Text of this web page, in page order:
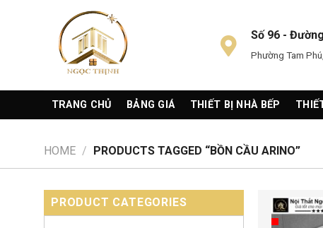
Số 96 -
Phường Tam
TRANG CHỦ BẢNG GIÁ THIẾT BỊ NHÀ BẾP
HOME / PRODUCTS TAGGED “BỒN CẦU ARINO”
PRODUCT CATEGORIES